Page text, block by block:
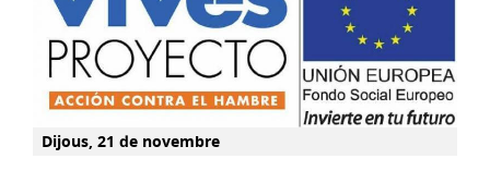
Dijous, 21 de novembre